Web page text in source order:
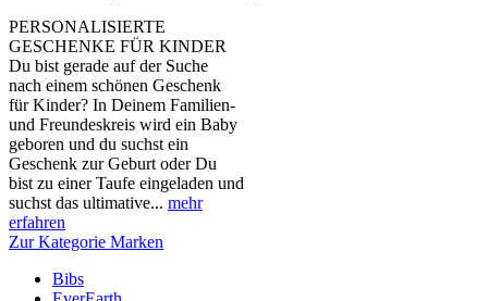
PERSONALISIERTE
GESCHENKE FÜR KINDER
Du bist gerade auf der Suche
nach einem schönen Geschenk
für Kinder? In Deinem Familien-
und Freundeskreis wird ein Baby
geboren und du suchst ein
Geschenk zur Geburt oder Du
bist zu einer Taufe eingeladen und
suchst das ultimative... mehr
erfahren
Zur Kategorie Marken
Bibs